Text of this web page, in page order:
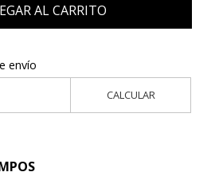
AL CARRITO
envío
CALCULAR